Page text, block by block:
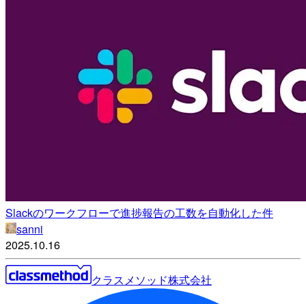
Slackのワークフローで進捗報告の工数を自動化した件
sanni
2025.10.16
クラスメソッド株式会社